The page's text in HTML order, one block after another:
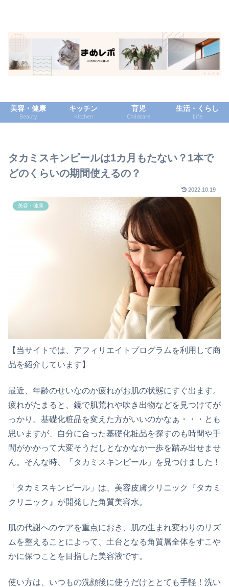
美容・健康
Beauty
キッチン
Kitchen
育児
Childcare
生活・くらし
Life
タカミスキンピールは1カ月もたない？1本で
どのくらいの期間使えるの？
2022.10.19
美容・健康
【当サイトでは、アフィリエイトプログラムを利用して商
品を紹介しています】
最近、年齢のせいなのか疲れがお肌の状態にすぐ出ます。
疲れがたまると、鏡で肌荒れや吹き出物などを見つけてが
っかり。基礎化粧品を変えた方がいいのかなぁ・・・とも
思いますが、自分に合った基礎化粧品を探すのも時間や手
間がかかって大変そうだしとなかなか一歩を踏み出せませ
ん。そんな時、「タカミスキンピール」を見つけました！
「タカミスキンピール」は、美容皮膚クリニック『タカミ
クリニック』が開発した角質美容水。
肌の代謝へのケアを重点におき、肌の生まれ変わりのリズ
ムを整えることによって、土台となる角質層全体をすこや
かに保つことを目指した美容液です。
使い方は、いつもの洗顔後に使うだけととても手軽！洗い